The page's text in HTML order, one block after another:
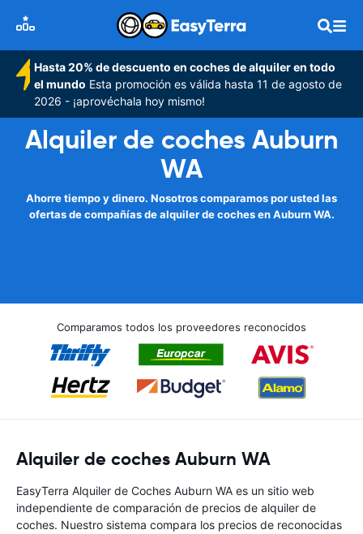
Hasta 20% de descuento en coches de alquiler en todo
el mundo Esta promoción es válida hasta 11 de agosto de
2026 - ¡aprovéchala hoy mismo!
Alquiler de coches Auburn
WA
Ahorre tiempo y dinero. Nosotros comparamos por usted las
ofertas de compañías de alquiler de coches en Auburn WA.
Comparamos todos los proveedores reconocidos
Alquiler de coches Auburn WA
EasyTerra Alquiler de Coches Auburn WA es un sitio web
independiente de comparación de precios de alquiler de
coches. Nuestro sistema compara los precios de reconocidas